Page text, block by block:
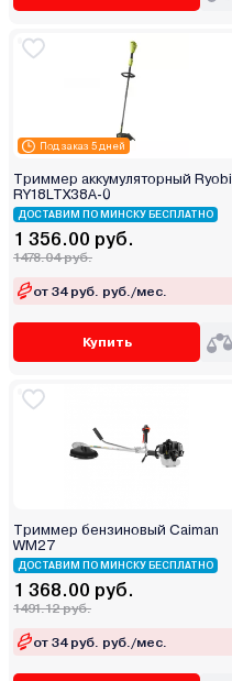
Под заказ 5 дней
Триммер аккумуляторный Ryobi
RY18LTX38A-0
ДОСТАВИМ ПО МИНСКУ БЕСПЛАТНО
1 356.00 руб.
1478.04 руб.
от 34 руб. руб./мес.
Купить
Триммер бензиновый Caiman
WM27
ДОСТАВИМ ПО МИНСКУ БЕСПЛАТНО
1 368.00 руб.
1491.12 руб.
от 34 руб. руб./мес.